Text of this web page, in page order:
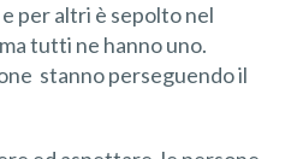
per altri è sepolto nel
tutti ne hanno uno.
stanno perseguendo il